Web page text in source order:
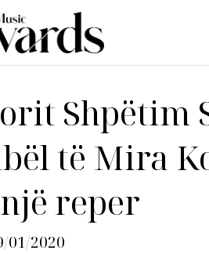
Shpëtim
të Mira
reper
01/2020